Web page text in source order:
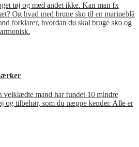
tøj og med andet ikke. Kan man fx
Og hvad med brune sko til en marineblå
forklarer, hvordan du skal bruge sko og
velklædte mand har fundet 10 mindre
og tilbehør, som du næppe kender. Alle er